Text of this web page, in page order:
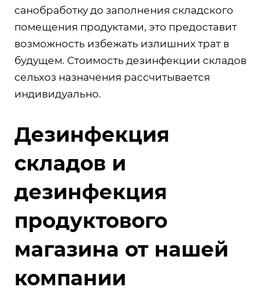
санобработку до заполнения складского
помещения продуктами, это предоставит
возможность избежать излишних трат в
будущем. Стоимость дезинфекции складов
сельхоз назначения рассчитывается
индивидуально.
Дезинфекция
складов и
дезинфекция
продуктового
магазина от нашей
компании